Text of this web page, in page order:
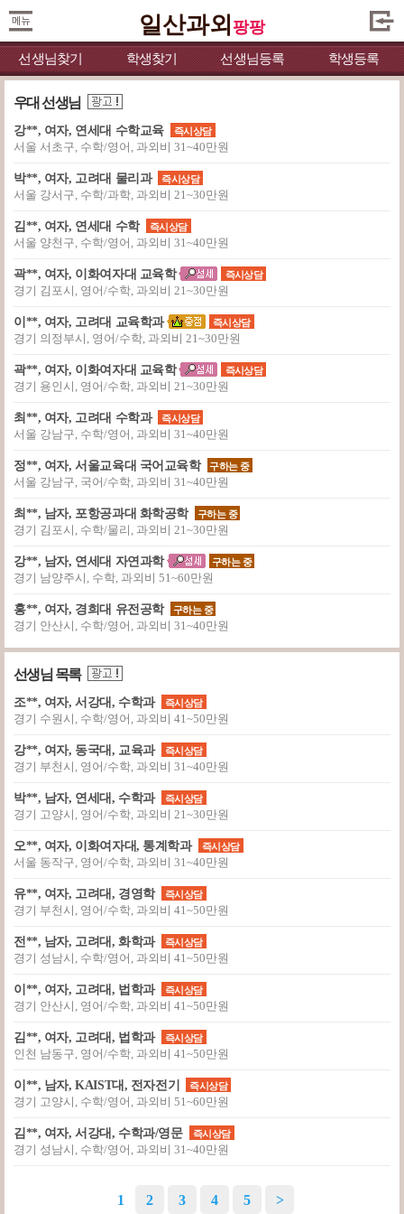
일산과외 팡팡
선생님찾기 학생찾기 선생님등록 학생등록
우대 선생님
강**, 여자, 연세대 수학교육 즉시상담
서울 서초구, 수학/영어, 과외비 31~40만원
박**, 여자, 고려대 물리과 즉시상담
서울 강서구, 수학/과학, 과외비 21~30만원
김**, 여자, 연세대 수학 즉시상담
서울 양천구, 수학/영어, 과외비 31~40만원
곽**, 여자, 이화여자대 교육학 즉시상담
경기 김포시, 영어/수학, 과외비 21~30만원
이**, 여자, 고려대 교육학과 즉시상담
경기 의정부시, 영어/수학, 과외비 21~30만원
곽**, 여자, 이화여자대 교육학 즉시상담
경기 용인시, 영어/수학, 과외비 21~30만원
최**, 여자, 고려대 수학과 즉시상담
서울 강남구, 수학/영어, 과외비 31~40만원
정**, 여자, 서울교육대 국어교육학 구하는 중
서울 강남구, 국어/수학, 과외비 31~40만원
최**, 남자, 포항공과대 화학공학 구하는 중
경기 김포시, 수학/물리, 과외비 21~30만원
강**, 남자, 연세대 자연과학 구하는 중
경기 남양주시, 수학, 과외비 51~60만원
홍**, 여자, 경희대 유전공학 구하는 중
경기 안산시, 수학/영어, 과외비 31~40만원
선생님 목록
조**, 여자, 서강대, 수학과 즉시상담
경기 수원시, 수학/영어, 과외비 41~50만원
강**, 여자, 동국대, 교육과 즉시상담
경기 부천시, 영어/수학, 과외비 31~40만원
박**, 남자, 연세대, 수학과 즉시상담
경기 고양시, 영어/수학, 과외비 21~30만원
오**, 여자, 이화여자대, 통계학과 즉시상담
서울 동작구, 영어/수학, 과외비 31~40만원
유**, 여자, 고려대, 경영학 즉시상담
경기 부천시, 영어/수학, 과외비 41~50만원
전**, 남자, 고려대, 화학과 즉시상담
경기 성남시, 수학/영어, 과외비 41~50만원
이**, 여자, 고려대, 법학과 즉시상담
경기 안산시, 영어/수학, 과외비 41~50만원
김**, 여자, 고려대, 법학과 즉시상담
인천 남동구, 영어/수학, 과외비 41~50만원
이**, 남자, KAIST대, 전자전기 즉시상담
경기 고양시, 수학/영어, 과외비 51~60만원
김**, 여자, 서강대, 수학과/영문 즉시상담
경기 성남시, 수학/영어, 과외비 31~40만원
1 2 3 4 5 >